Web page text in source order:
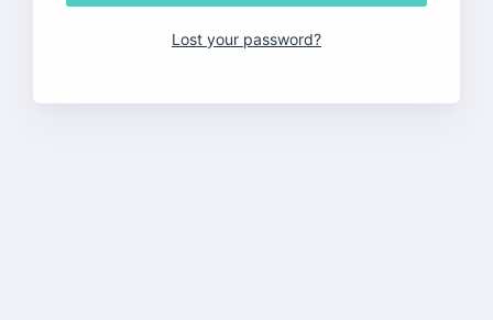
Lost your password?